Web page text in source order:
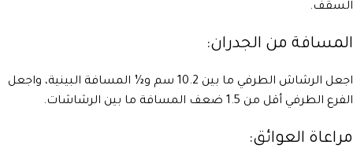
السقف.
المسافة من الجدران:
اجعل الرشاش الطرفي ما بين 10.2 سم و½ المسافة البينية، واجعل
الفرع الطرفي أقل من 1.5 ضعف المسافة ما بين الرشاشات.
مراعاة العوائق: